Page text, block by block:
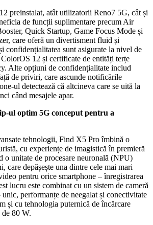
preinstalat, atât utilizatorii Reno7 5G, cât și
de funcții suplimentare precum Air
Quick Startup, Game Focus Mode și
, care oferă un divertisment fluid și
confidențialitatea sunt asigurate la nivel de
12 și certificate de entități terțe
Alte opțiuni de confidențialitate includ
de priviri, care ascunde notificările
ul detectează că altcineva care se uită la
când mesajele apar.
ul optim 5G conceput pentru a
tehnologii, Find X5 Pro îmbină o
cu experiențe de imagistică în premieră
o unitate de procesare neuronală (NPU)
care depășește una dintre cele mai mari
pentru orice smartphone – înregistrarea
lucru este combinat cu un sistem de cameră
performanțe de neegalat și conectivitate
și cu tehnologia puternică de încărcare
80 W.